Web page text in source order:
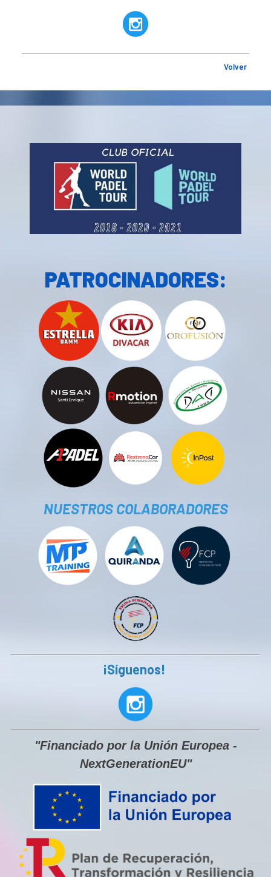
Volver
PATROCINADORES:
NUESTROS COLABORADORES
¡Síguenos!
"Financiado por la Unión Europea -
NextGenerationEU"